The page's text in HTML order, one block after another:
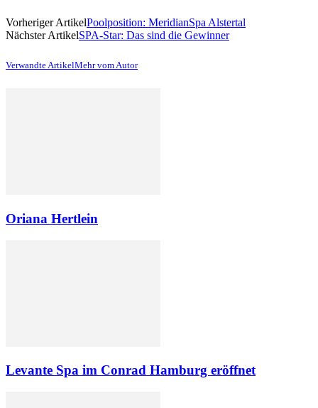
Vorheriger ArtikelPoolposition: MeridianSpa Alstertal
Nächster ArtikelSPA-Star: Das sind die Gewinner
Verwandte ArtikelMehr vom Autor
Oriana Hertlein
Levante Spa im Conrad Hamburg eröffnet